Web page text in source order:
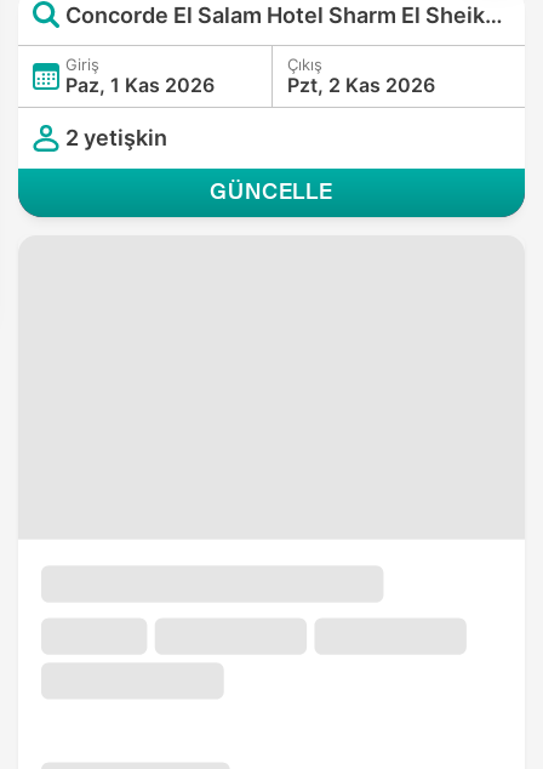
Concorde El Salam Hotel Sharm El Sheikh Front Hotel
Giriş
Paz, 1 Kas 2026
Çıkış
Pzt, 2 Kas 2026
2 yetişkin
GÜNCELLE